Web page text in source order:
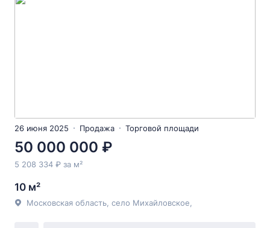
26 июня 2025 Продажа Торговой площади
50 000 000 ₽
5 208 334 ₽ за м²
10 м²
Московская область, село Михайловское,